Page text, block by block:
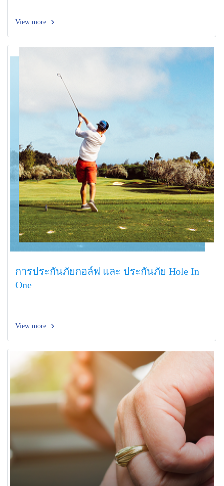
View more
การประกันภัยกอล์ฟ และ ประกันภัย Hole In
One
View more